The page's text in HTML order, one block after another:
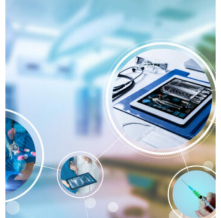
MotoRare